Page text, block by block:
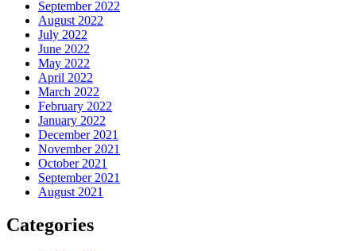
September 2022
August 2022
July 2022
June 2022
May 2022
April 2022
March 2022
February 2022
January 2022
December 2021
November 2021
October 2021
September 2021
August 2021
Categories